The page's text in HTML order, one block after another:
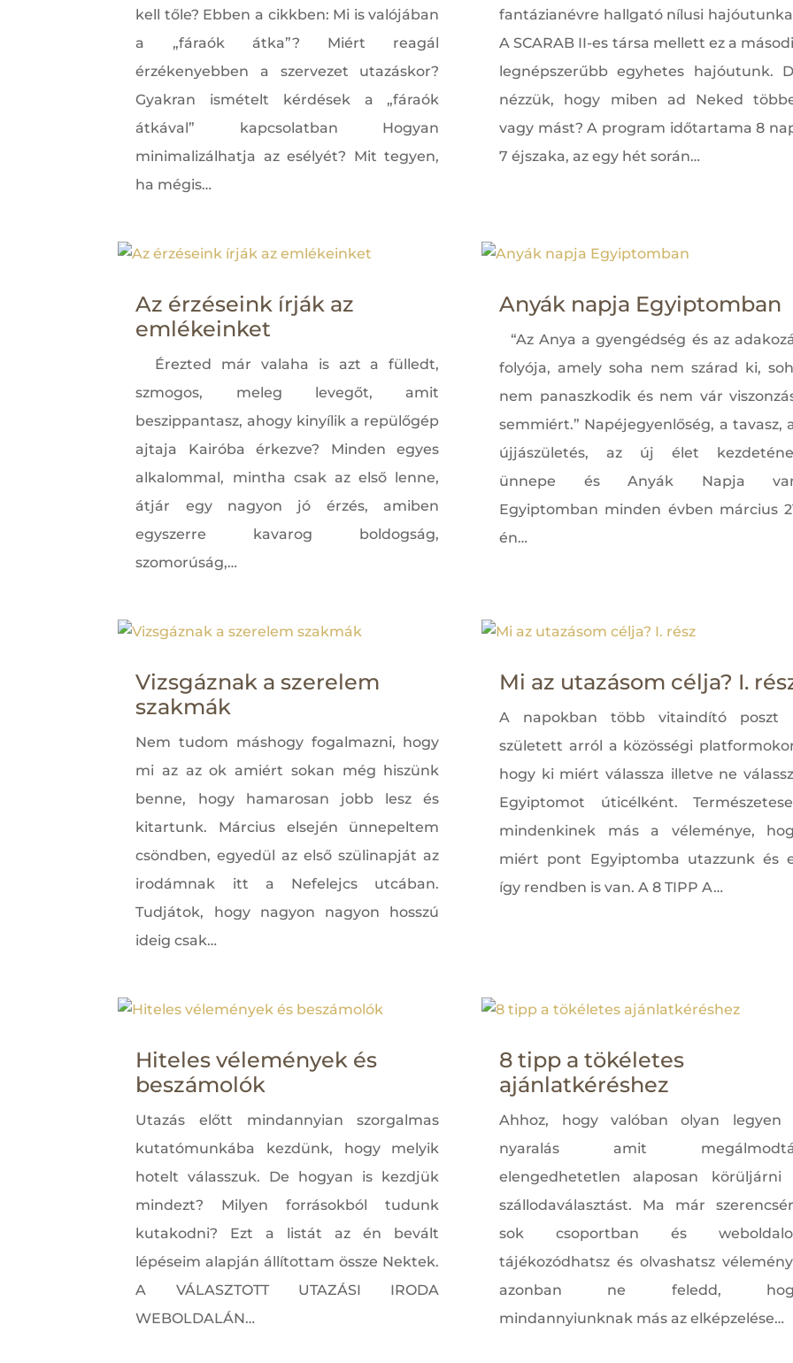
kell tőle? Ebben a cikkben: Mi is valójában
a „fáraók átka”? Miért reagál
érzékenyebben a szervezet utazáskor?
Gyakran ismételt kérdések a „fáraók
átkával” kapcsolatban Hogyan
minimalizálhatja az esélyét? Mit tegyen,
ha mégis…
fantázianévre hallgató nílusi
A SCARAB II-es társa mellett ez a
legnépszerűbb egyhetes hajóutunk.
nézzük, hogy miben ad Neked
vagy mást? A program időtartama 8
7 éjszaka, az egy hét során…
Az érzéseink írják az
emlékeinket
Érezted már valaha is azt a fülledt,
szmogos, meleg levegőt, amit
beszippantasz, ahogy kinyílik a repülőgép
ajtaja Kairóba érkezve? Minden egyes
alkalommal, mintha csak az első lenne,
átjár egy nagyon jó érzés, amiben
egyszerre kavarog boldogság,
szomorúság,…
Anyák napja Egyiptomban
“Az Anya a gyengédség és az
folyója, amely soha nem szárad ki,
nem panaszkodik és nem vár
semmiért.” Napéjegyenlőség, a tavasz,
újjászületés, az új élet
ünnepe és Anyák Napja
Egyiptomban minden évben március
én…
Vizsgáznak a szerelem
szakmák
Nem tudom máshogy fogalmazni, hogy
mi az az ok amiért sokan még hiszünk
benne, hogy hamarosan jobb lesz és
kitartunk. Március elsején ünnepeltem
csöndben, egyedül az első szülinapját az
irodámnak itt a Nefelejcs utcában.
Tudjátok, hogy nagyon nagyon hosszú
ideig csak…
Mi az utazásom célja? I.
A napokban több vitaindító poszt
született arról a közösségi
hogy ki miért válassza illetve ne
Egyiptomot úticélként.
mindenkinek más a véleménye,
miért pont Egyiptomba utazzunk és
így rendben is van. A 8 TIPP A…
Hiteles vélemények és
beszámolók
Utazás előtt mindannyian szorgalmas
kutatómunkába kezdünk, hogy melyik
hotelt válasszuk. De hogyan is kezdjük
mindezt? Milyen forrásokból tudunk
kutakodni? Ezt a listát az én bevált
lépéseim alapján állítottam össze Nektek.
A VÁLASZTOTT UTAZÁSI IRODA
WEBOLDALÁN…
8 tipp a tökéletes
ajánlatkéréshez
Ahhoz, hogy valóban olyan legyen
nyaralás amit
elengedhetetlen alaposan körüljárni
szállodaválasztást. Ma már
sok csoportban és
tájékozódhatsz és olvashatsz
azonban ne feledd,
mindannyiunknak más az elképzelése…